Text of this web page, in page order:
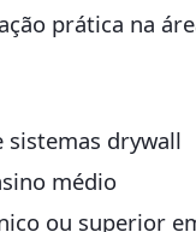
prática na
drywall
médio
ou superior